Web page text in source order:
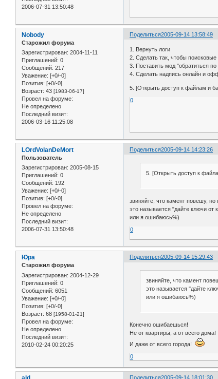
2006-07-31 13:50:48
Поделиться2005-09-14 13:58:49
Nobody
Старожил форума
Зарегистрирован: 2004-11-11
Приглашений: 0
Сообщений: 217
Уважение: [+0/-0]
Позитив: [+0/-0]
Возраст: 43 [1983-06-17]
Провел на форуме:
Не определено
Последний визит:
2006-03-16 11:25:08
1. Вернуть логи
2. Сделать так, чтобы
3. Поставить мод "обратиться
4. Сделать надпись онлайн и
5. [Открыть доступ к файлам и
0
Поделиться2005-09-14 14:23:26
LOrdVolanDeMort
Пользователь
Зарегистрирован: 2005-08-15
Приглашений: 0
Сообщений: 192
Уважение: [+0/-0]
Позитив: [+0/-0]
Провел на форуме:
Не определено
Последний визит:
2006-07-31 13:50:48
5. [Открыть доступ к
звиняйте, что камент повешу, но
это называется "дайте ключи от
или я ошибаюсь%)
0
Поделиться2005-09-14 15:29:43
Юра
Старожил форума
Зарегистрирован: 2004-12-29
Приглашений: 0
Сообщений: 6051
Уважение: [+0/-0]
Позитив: [+0/-0]
Возраст: 68 [1958-01-21]
Провел на форуме:
Не определено
Последний визит:
2010-02-24 00:20:25
звиняйте, что камент
это называется "дайте
или я ошибаюсь%)
Конечно ошибаешься!
Не от квартиры, а от всего дома!
И даже от всего города!
0
Поделиться2005-09-14 18:01:30